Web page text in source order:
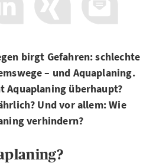
birgt Gefahren: schlechte
– und Aquaplaning.
Aquaplaning überhaupt?
Und vor allem: Wie
verhindern?